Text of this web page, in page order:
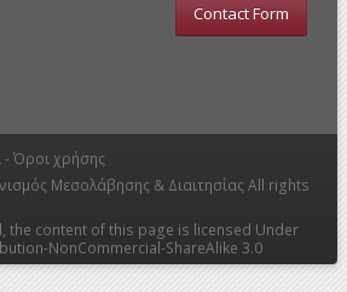
Contact Form
- Όροι χρήσης
Μεσολάβησης & Διαιτησίας All rights
the content of this page is licensed Under
NonCommercial-ShareAlike 3.0